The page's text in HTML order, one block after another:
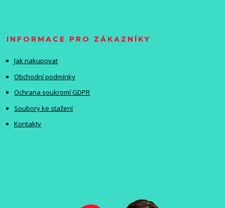
INFORMACE PRO ZÁKAZNÍKY
Jak nakupovat
Obchodní podmínky
Ochrana soukromí GDPR
Soubory ke stažení
Kontakty